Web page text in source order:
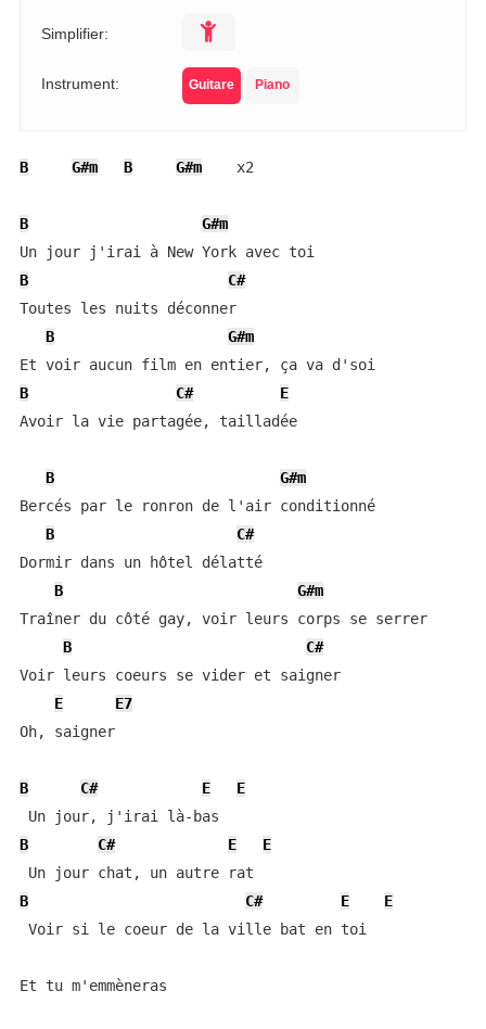
Simplifier:
Instrument: Guitare Piano
B G#m B G#m
    x2
B
G#m
B
C#
Toutes les nuits déconner
B
G#m
B
C#
E
Avoir la vie partagée, tailladée
B
G#m
Bercés par le ronron de l'air conditionné
B
C#
Dormir dans un hôtel délatté
B
G#m
Traîner du côté gay, voir leurs corps se serrer
B
C#
Voir leurs coeurs se vider et saigner
E
E7
Oh, saigner
B C# E
E
B
C# E
E
B
C# E
E
Voir si le coeur de la ville bat en toi
Et tu m'emmèneras